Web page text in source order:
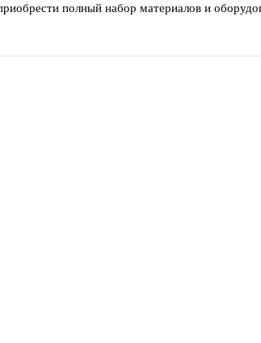
полный набор материалов и